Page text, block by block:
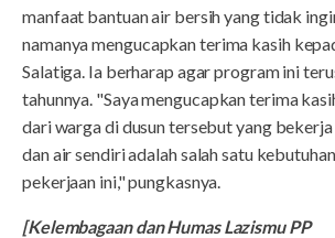
manfaat bantuan air bersih yang tidak
namanya mengucapkan terima kasih
Salatiga. Ia berharap agar program ini
tahunnya. "Saya mengucapkan terima
dari warga di dusun tersebut yang
dan air sendiri adalah salah satu
pekerjaan ini," pungkasnya.
[Kelembagaan dan Humas Lazismu PP